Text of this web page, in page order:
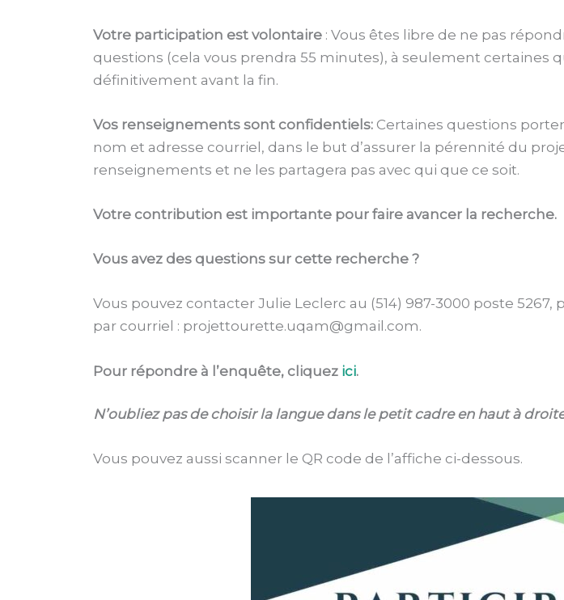
Votre participation est volontaire : Vous êtes libre de ne pas
questions (cela vous prendra 55 minutes), à seulement certaines
définitivement avant la fin.
Vos renseignements sont confidentiels: Certaines questions
nom et adresse courriel, dans le but d’assurer la pérennité du
renseignements et ne les partagera pas avec qui que ce soit.
Votre contribution est importante pour faire avancer la recherche.
Vous avez des questions sur cette recherche ?
Vous pouvez contacter Julie Leclerc au (514) 987-3000 poste
par courriel : projettourette.uqam@gmail.com.
Pour répondre à l’enquête, cliquez ici.
N’oubliez pas de choisir la langue dans le petit cadre en haut à
Vous pouvez aussi scanner le QR code de l’affiche ci-dessous.